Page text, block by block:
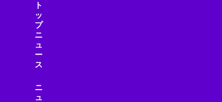
ト
ッ
プ
ニ
ュ
ー
ス
ニ
ュ